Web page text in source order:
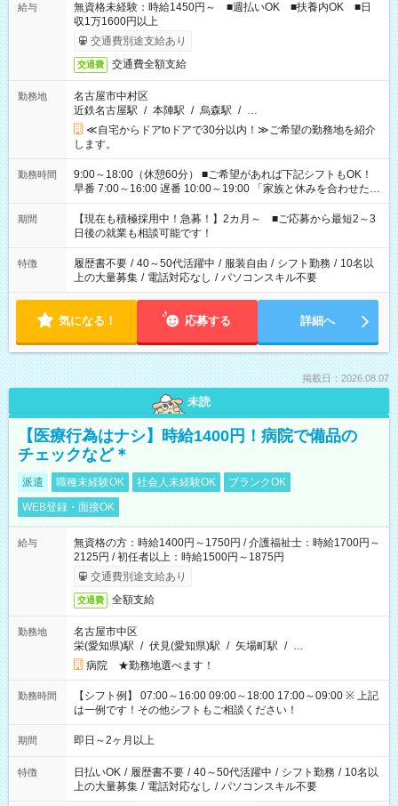
給与
無資格未経験：時給1450円～ ■週払いOK ■扶養内OK ■日
収1万1600円以上
交通費別途支給あり
交通費 交通費全額支給
勤務地
名古屋市中村区
近鉄名古屋駅 / 本陣駅 / 烏森駅 / …
≪自宅からドアtoドアで30分以内！≫ご希望の勤務地を紹介
します。
勤務時間
9:00～18:00（休憩60分） ■ご希望があれば下記シフトもOK！
早番 7:00～16:00 遅番 10:00～19:00 「家族と休みを合わせた
い」 「余裕を持って夕飯の準備がしたい」 「できれば残業はし
たくない」 など、ご希望を教えてくださいね。 ※Wワーク希望
の方へ 今ご覧のお仕事で希望する勤務時間と、もう1つのお仕事
の勤務時間。 合計で週40時間を超える場合は応募できません。
期間
【現在も積極採用中！急募！】2カ月～ ■ご応募から最短2～3
日後の就業も相談可能です！
特徴 履歴書不要 / 40～50代活躍中 / 服装自由 / シフト勤務 / 10名以
上の大量募集 / 電話対応なし / パソコンスキル不要
気になる！ 応募する 詳細へ
掲載日：2026.08.07
未読
【医療行為はナシ】時給1400円！病院で備品の
チェックなど＊
派遣 職種未経験OK 社会人未経験OK
ブランクOK
WEB登録・面接OK
給与
無資格の方：時給1400円～1750円 / 介護福祉士：時給1700円～
2125円 / 初任者以上：時給1500円～1875円
交通費別途支給あり
交通費 全額支給
勤務地
名古屋市中区
栄(愛知県)駅 / 伏見(愛知県)駅 / 矢場町駅 / …
病院 ★勤務地選べます！
勤務時間
【シフト例】 07:00～16:00 09:00～18:00 17:00～09:00 ※ 上記
は一例です！その他シフトもご相談ください！
期間 即日～2ヶ月以上
特徴 日払いOK / 履歴書不要 / 40～50代活躍中 / シフト勤務 / 10名以
上の大量募集 / 電話対応なし / パソコンスキル不要